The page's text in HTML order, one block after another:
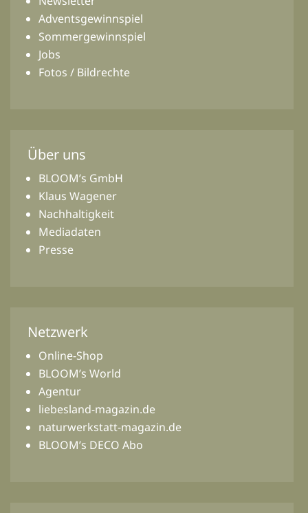
Adventsgewinnspiel
Sommergewinnspiel
Jobs
Fotos / Bildrechte
Über uns
BLOOM’s GmbH
Klaus Wagener
Nachhaltigkeit
Mediadaten
Presse
Netzwerk
Online-Shop
BLOOM’s World
Agentur
liebesland-magazin.de
naturwerkstatt-magazin.de
BLOOM’s DECO Abo